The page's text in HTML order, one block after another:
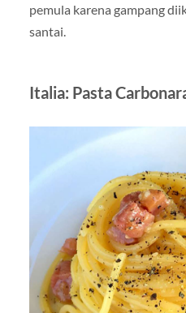
pemula karena gampang
santai.
Italia: Pasta